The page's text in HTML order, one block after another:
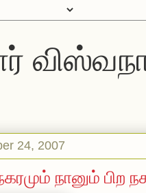
24, 2007
நானும் பிற